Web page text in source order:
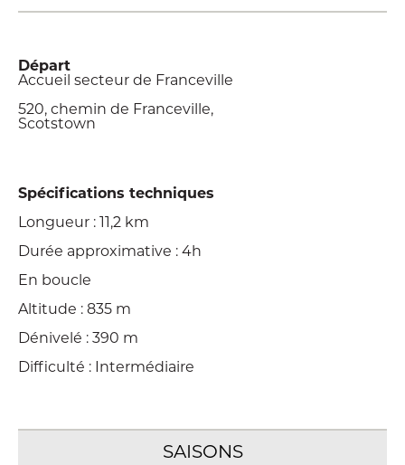
Départ
Accueil secteur de Franceville
520, chemin de Franceville,
Scotstown
Spécifications techniques
Longueur : 11,2 km
Durée approximative : 4h
En boucle
Altitude : 835 m
Dénivelé : 390 m
Difficulté : Intermédiaire